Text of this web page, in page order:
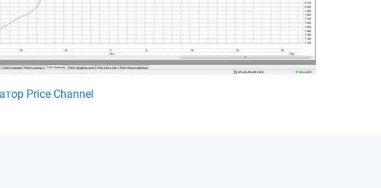
Price Channel